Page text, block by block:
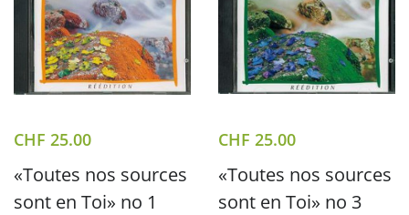
CHF 25.00
«Toutes nos sources
sont en Toi» no 1
CHF 25.00
«Toutes nos sources
sont en Toi» no 3